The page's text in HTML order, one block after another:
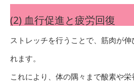
(2) 血行促進と疲労回復
ストレッチを行うことで、筋肉が
れます。
これにより、体の隅々まで酸素や